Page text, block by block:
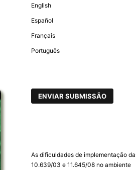
English
Español
Français
Português
ENVIAR SUBMISSÃO
As dificuldades de implementação
10.639/03 e 11.645/08 no ambiente